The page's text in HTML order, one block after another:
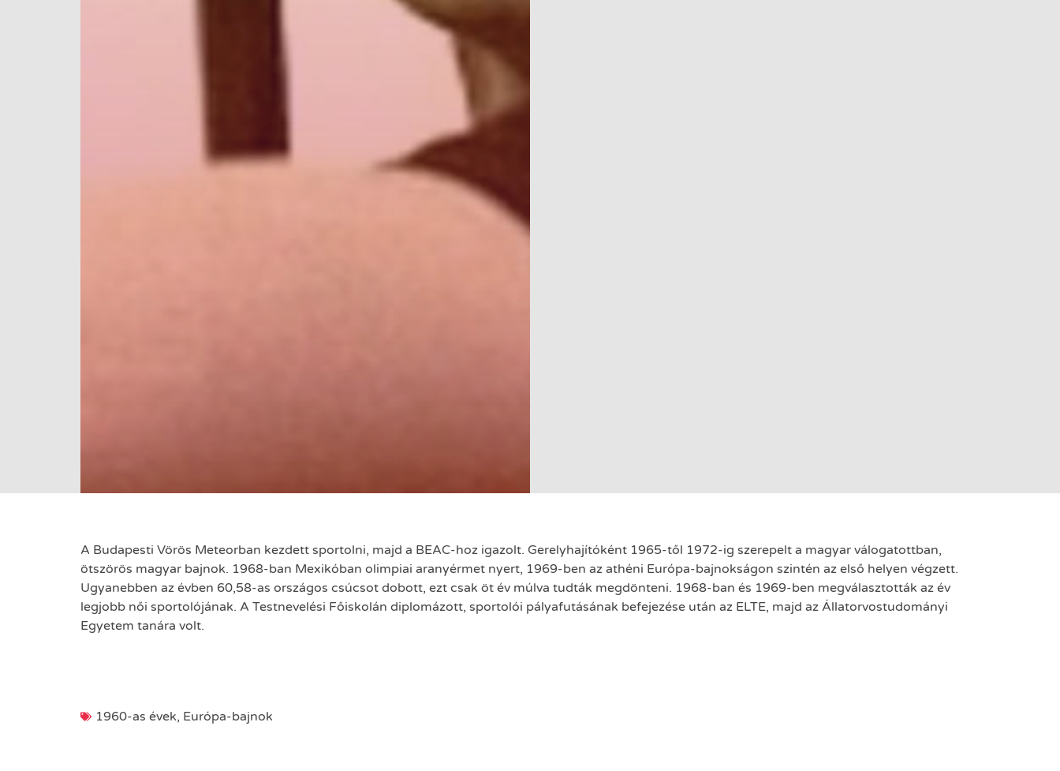
A Budapesti Vörös Meteorban kezdett sportolni, majd a BEAC-hoz igazolt. Gerelyhajítóként 1965-től 1972-ig szerepelt a magyar válogatottban,
ötszörös magyar bajnok. 1968-ban Mexikóban olimpiai aranyérmet nyert, 1969-ben az athéni Európa-bajnokságon szintén az első helyen végzett.
Ugyanebben az évben 60,58-as országos csúcsot dobott, ezt csak öt év múlva tudták megdönteni. 1968-ban és 1969-ben megválasztották az év
legjobb női sportolójának. A Testnevelési Főiskolán diplomázott, sportolói pályafutásának befejezése után az ELTE, majd az Állatorvostudományi
Egyetem tanára volt.
1960-as évek, Európa-bajnok